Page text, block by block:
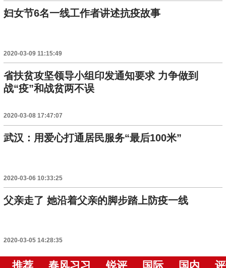
妇女节6名一线工作者讲述抗疫故事
2020-03-09 11:15:49
省扶贫攻坚领导小组印发通知要求 力争做到
战“疫”和战贫两不误
2020-03-08 17:47:07
武汉：用爱心打通居民服务“最后100米”
2020-03-06 10:33:25
父亲走了 她沿着父亲的脚步踏上防疫一线
2020-03-05 14:28:35
推荐 春风习习 锐评 国际 国内